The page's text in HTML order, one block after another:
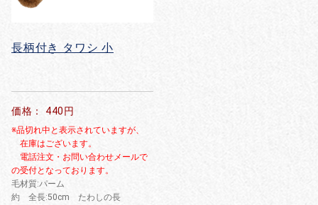
長柄付き タワシ 小
価格： 440円
※品切れ中と表示されていますが、
在庫はございます。
電話注文・お問い合わせメールで
の受付となっております。
毛材質:パーム
約 全長:50cm たわしの長